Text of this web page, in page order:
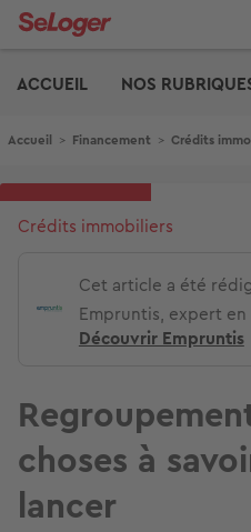
Aller
ACCUEIL
NOS
Fil d'Ariane
Accueil > Financement > Crédits
Crédits immobiliers
Cet article a été
Empruntis, expert
Découvrir Empruntis
choses à
lancer